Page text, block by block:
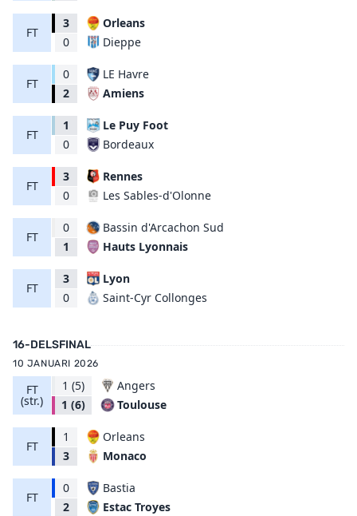
FT
3
0
Orleans
Dieppe
FT
0
2
LE Havre
Amiens
FT
1
0
Le Puy Foot
Bordeaux
FT
3
0
Rennes
Les Sables-d'Olonne
FT
0
1
Bassin d'Arcachon Sud
Hauts Lyonnais
FT
3
0
Lyon
Saint-Cyr Collonges
16-DELSFINAL
10 JANUARI 2026
FT
(str.)
1 (5)
1 (6)
Angers
Toulouse
FT
1
3
Orleans
Monaco
FT
0
2
Bastia
Estac Troyes